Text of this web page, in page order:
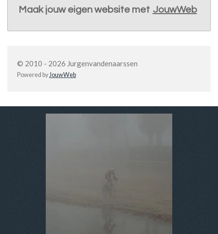
Maak jouw eigen website met JouwWeb
© 2010 - 2026 Jurgenvandenaarssen
Powered byJouwWeb